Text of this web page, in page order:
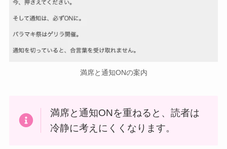
満席と通知ONの案内
満席と通知ONを重ねると、読者は
冷静に考えにくくなります。